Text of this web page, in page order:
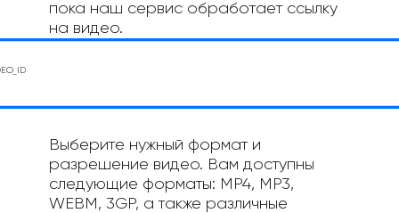
пока наш сервис обработает ссылку
на видео.
Выберите нужный формат и
разрешение видео. Вам доступны
следующие форматы: MP4, MP3,
WEBM, 3GP, а также различные